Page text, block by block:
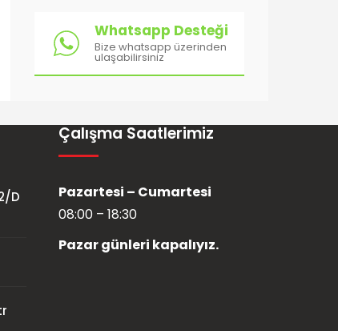
Whatsapp Desteği
Bize whatsapp üzerinden
ulaşabilirsiniz
D
Çalışma Saatlerimiz
Pazartesi – Cumartesi
08:00 – 18:30
Pazar günleri kapalıyız.